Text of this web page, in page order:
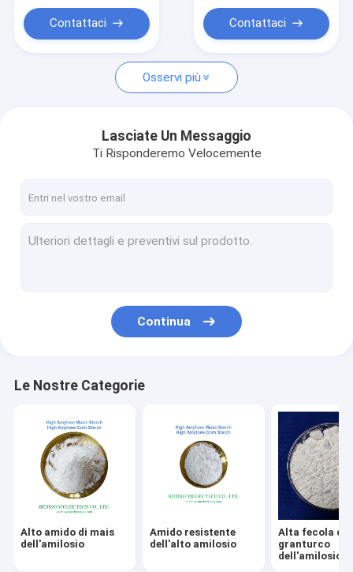
Alta fecola di granturco dell'amilosio
Amido lentamente digeribile
Amidi Glycemic bassi di indice
Amido resistente RS2
Amido resistente di Prebiotics
Contattaci Contattaci
Osservi più
Lasciate Un Messaggio
Ti Risponderemo Velocemente
Continua
Le Nostre Categorie
Alto amido di mais
dell'amilosio
Amido resistente
dell'alto amilosio
Alta fecola di
granturco
dell'amilosio